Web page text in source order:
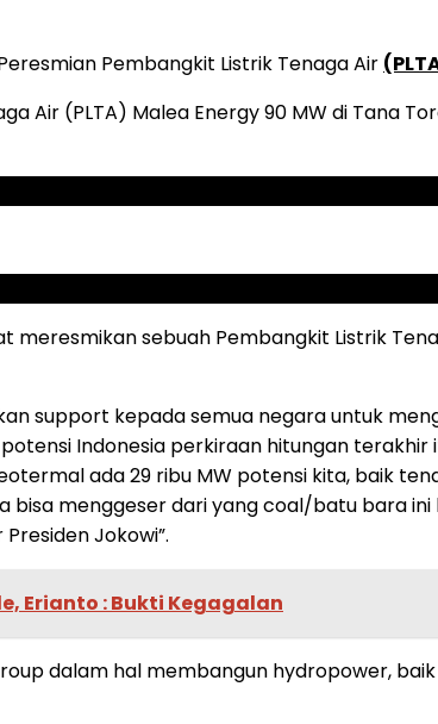
Pembangkit Listrik Tenaga Air
Air (PLTA) Malea Energy 90 MW di Tana
sebuah Pembangkit Listrik
support kepada semua negara untuk
Indonesia perkiraan hitungan
ada 29 ribu MW potensi kita, baik
menggeser dari yang coal/batu bara
Jokowi”.
Erianto : Bukti Kegagalan
dalam hal membangun hydropower,